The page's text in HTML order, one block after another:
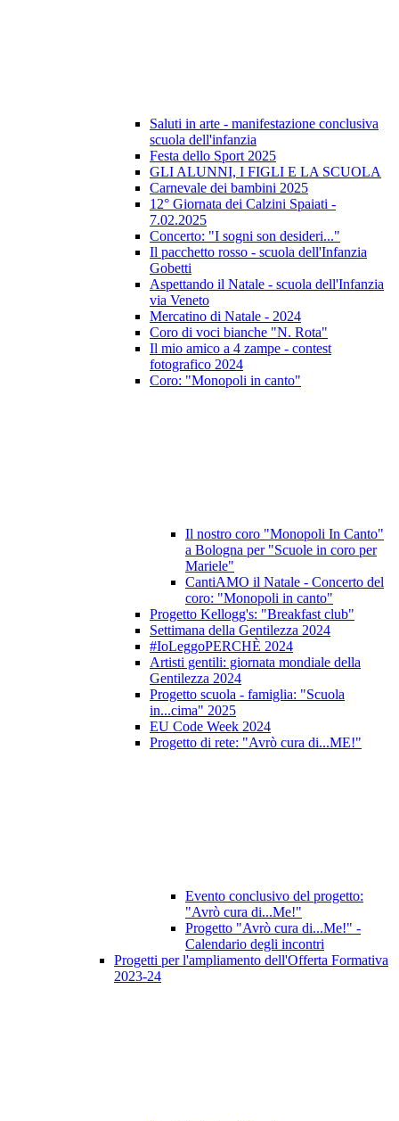
Saluti in arte - manifestazione conclusiva
scuola dell'infanzia
Festa dello Sport 2025
GLI ALUNNI, I FIGLI E LA SCUOLA
Carnevale dei bambini 2025
12° Giornata dei Calzini Spaiati -
7.02.2025
Concerto: "I sogni son desideri..."
Il pacchetto rosso - scuola dell'Infanzia
Gobetti
Aspettando il Natale - scuola dell'Infanzia
via Veneto
Mercatino di Natale - 2024
Coro di voci bianche "N. Rota"
Il mio amico a 4 zampe - contest
fotografico 2024
Coro: "Monopoli in canto"
Il nostro coro "Monopoli In Canto"
a Bologna per "Scuole in coro per
Mariele"
CantiAMO il Natale - Concerto del
coro: "Monopoli in canto"
Progetto Kellogg's: "Breakfast club"
Settimana della Gentilezza 2024
#IoLeggoPERCHÈ 2024
Artisti gentili: giornata mondiale della
Gentilezza 2024
Progetto scuola - famiglia: "Scuola
in...cima" 2025
EU Code Week 2024
Progetto di rete: "Avrò cura di...ME!"
Evento conclusivo del progetto:
"Avrò cura di...Me!"
Progetto "Avrò cura di...Me!" -
Calendario degli incontri
Progetti per l'ampliamento dell'Offerta Formativa
2023-24